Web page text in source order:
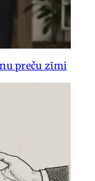
preču zīmi